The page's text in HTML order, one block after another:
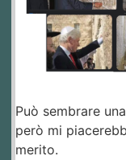
Può sembrare
però mi
merito.